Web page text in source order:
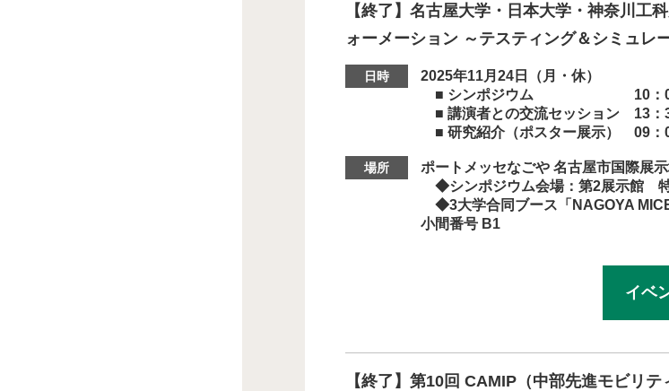
【終了】名古屋大学・日本大学・神奈川工
ォーメーション ～テスティング＆シミュレ
日時
2025年11月24日（月・休）
■ シンポジウム 10：00～
■ 講演者との交流セッション 13：
■ 研究紹介（ポスター展示） 09
場所
ポートメッセなごや 名古屋市国際展
◆シンポジウム会場：第2展示館
◆3大学合同ブース「NAGOYA
小間番号 B1
イベ
【終了】第10回 CAMIP（中部先進モビリ